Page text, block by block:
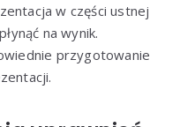
w części ustnej
na wynik.
przygotowanie